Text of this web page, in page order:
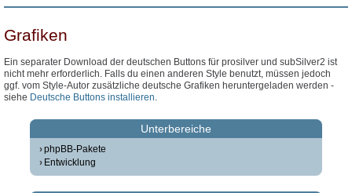
Grafiken
Ein separater Download der deutschen Buttons für prosilver und subSilver2 ist
nicht mehr erforderlich. Falls du einen anderen Style benutzt, müssen jedoch
ggf. vom Style-Autor zusätzliche deutsche Grafiken heruntergeladen werden -
siehe Deutsche Buttons installieren.
Unterbereiche
phpBB-Pakete
Entwicklung